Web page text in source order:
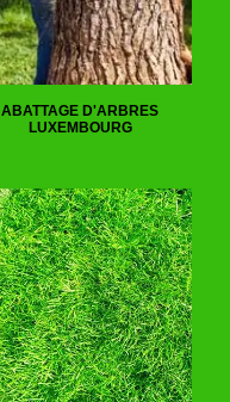
ABATTAGE D'ARBRES
LUXEMBOURG